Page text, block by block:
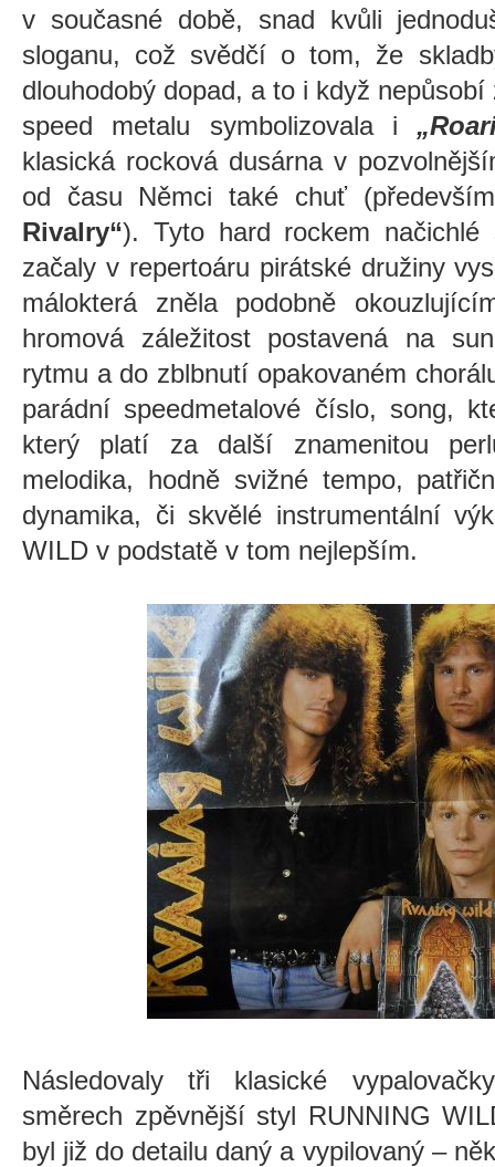
v současné době, snad kvůli
sloganu, což svědčí o tom, že
dlouhodobý dopad, a to i když
speed metalu symbolizovala i
klasická rocková dusárna v
od času Němci také chuť
Rivalry“). Tyto hard rockem načichlé
začaly v repertoáru pirátské družiny
málokterá zněla podobně
hromová záležitost postavená na
rytmu a do zblbnutí opakovaném
parádní speedmetalové číslo, song,
který platí za další znamenitou
melodika, hodně svižné tempo,
dynamika, či skvělé instrumentální
WILD v podstatě v tom nejlepším.
Následovaly tři klasické
směrech zpěvnější styl RUNNING
byl již do detailu daný a vypilovaný –